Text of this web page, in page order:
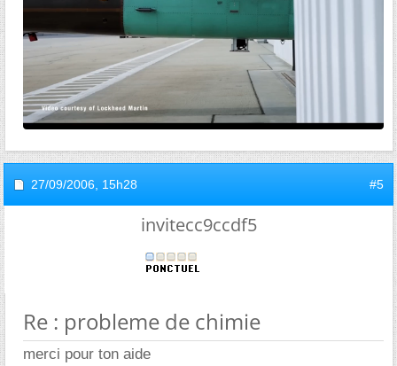
27/09/2006, 15h28 #5
invitecc9ccdf5
Re : probleme de chimie
merci pour ton aide